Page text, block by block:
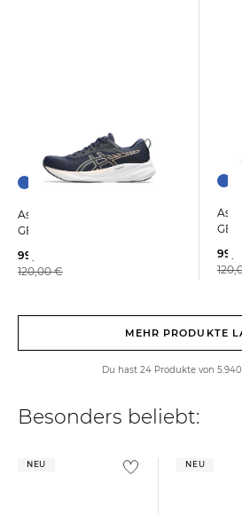
Asics | Damen Laufschuhe
GEL-FLUX 8
99,99 €
120,00 €
Asics | Herren Laufschuhe
MEHR PRODUKTE
Du hast 24 Produkte von
Besonders beliebt:
NEU NEU